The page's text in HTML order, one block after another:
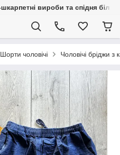
вироби та спідня
Шорти чоловічі Чоловічі бріджи